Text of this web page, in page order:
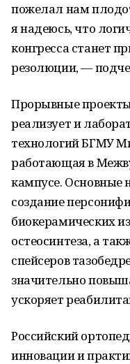
пожелал нам
я надеюсь, что
конгресса станет
резолюции, —
Прорывные
реализует и
технологий БГМУ
работающая в
кампусе. Основные
создание
биокерамических
остеосинтеза, а
спейсеров
значительно
ускоряет
Российский
инновации и